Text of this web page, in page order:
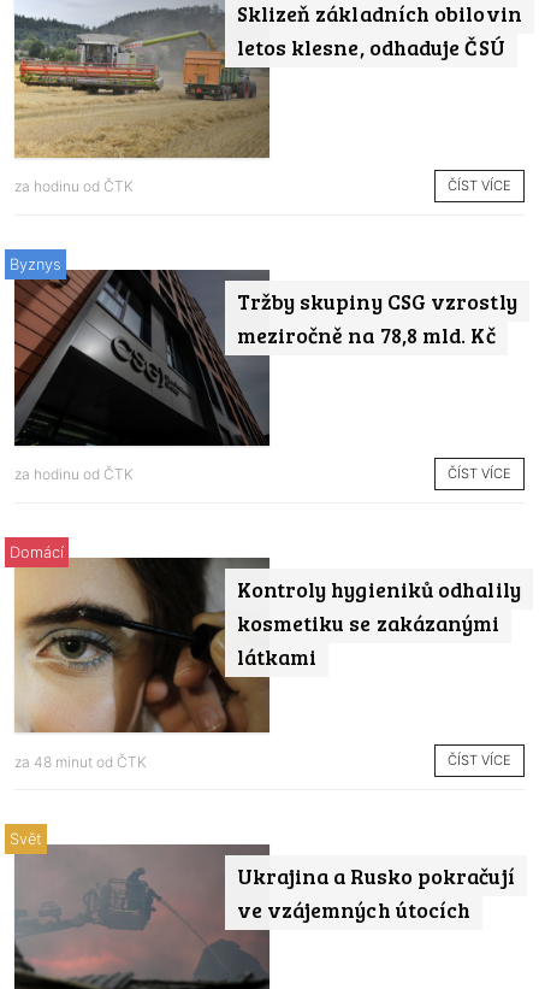
Sklizeň základních obilovin
letos klesne, odhaduje ČSÚ
za hodinu od ČTK ČÍST VÍCE
Tržby skupiny CSG vzrostly
meziročně na 78,8 mld. Kč
Byznys
za hodinu od ČTK ČÍST VÍCE
Kontroly hygieniků odhalily
kosmetiku se zakázanými
látkami
Domácí
za 48 minut od ČTK ČÍST VÍCE
Ukrajina a Rusko pokračují
ve vzájemných útocích
Svět